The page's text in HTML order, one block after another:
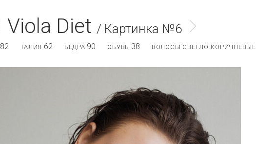
Viola Diet / Картинка №6
82 ТАЛИЯ 62 БЕДРА 90 ОБУВЬ 38 ВОЛОСЫ СВЕТЛО-КОРИЧНЕВЫЕ